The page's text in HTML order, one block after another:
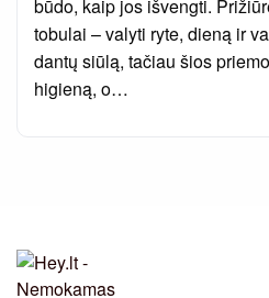
būdo, kaip jos išvengti.
tobulai – valyti ryte, dieną ir
dantų siūlą, tačiau šios
higieną, o…